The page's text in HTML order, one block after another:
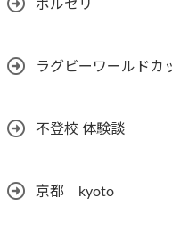
ポルセリ
ラグビーワールドカ
不登校 体験談
京都 kyoto